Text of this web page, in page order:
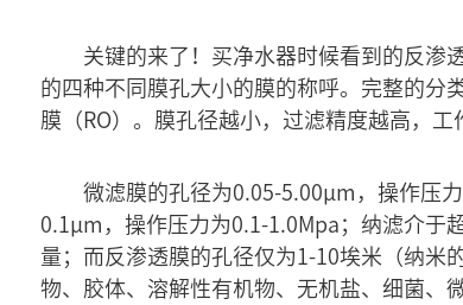
关键的来了！买净水器时候看到的反渗
的四种不同膜孔大小的膜的称呼。完整的分
膜（RO）。膜孔径越小，过滤精度越高，工
微滤膜的孔径为0.05-5.00μm，操作压
0.1μm，操作压力为0.1-1.0Mpa；纳滤介于
量；而反渗透膜的孔径仅为1-10埃米（纳米
物、胶体、溶解性有机物、无机盐、细菌、